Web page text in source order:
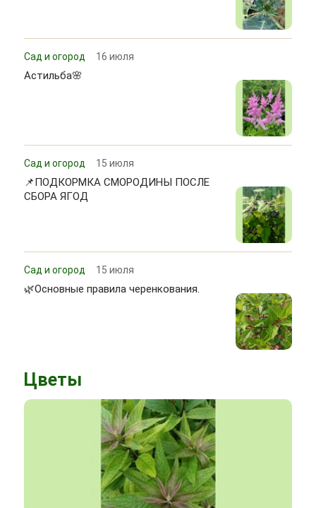
Сад и огород 16 июля
Астильба🌸
Сад и огород 15 июля
📌ПОДКОРМКА СМОРОДИНЫ ПОСЛЕ
СБОРА ЯГОД
Сад и огород 15 июля
🌿Основные правила черенкования.
Цветы